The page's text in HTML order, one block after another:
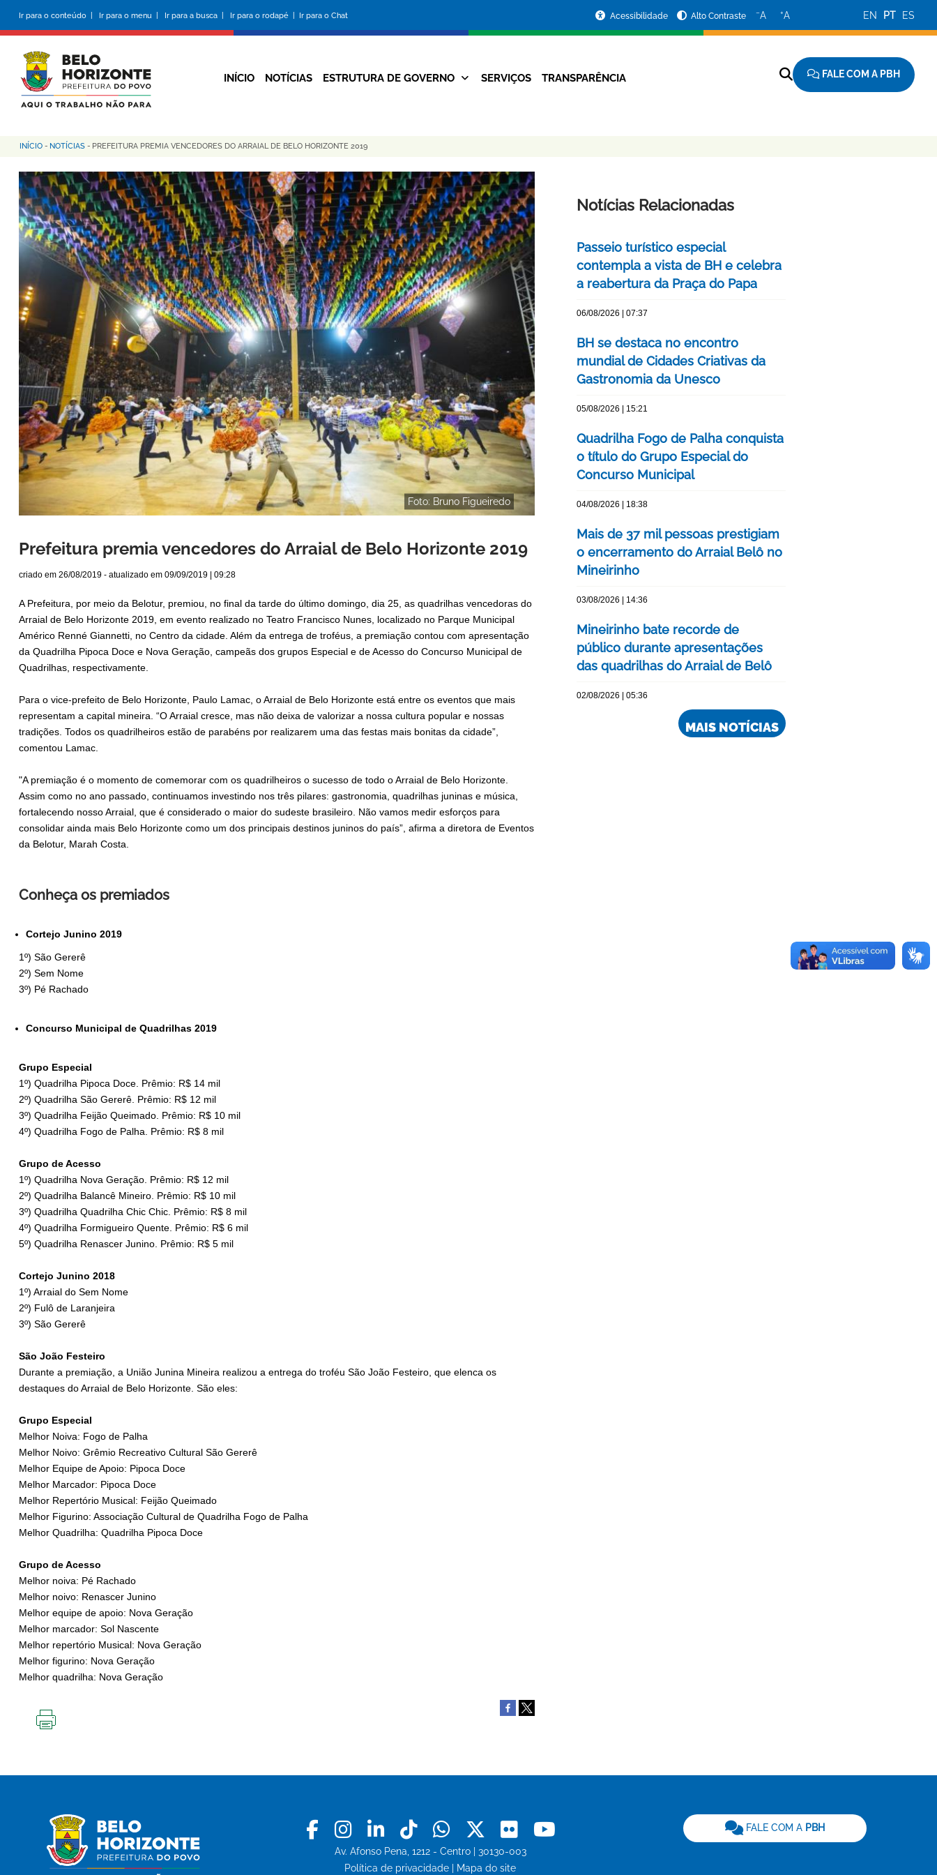
conteúdo
principal
Ir para o conteúdo | Ir para o menu | Ir para a busca | Ir para o rodapé | Ir para o Chat
da
Prefeitura
Acessibilidade Alto Contraste −A +A EN PT ES
Navegação
INÍCIO NOTÍCIAS ESTRUTURA DE GOVERNO SERVIÇOS TRANSPARÊNCIA FALE COM A PBH
Trilha
de
navegação
INÍCIO - NOTÍCIAS - PREFEITURA PREMIA VENCEDORES DO ARRAIAL DE BELO HORIZONTE 2019
Foto: Bruno Figueiredo
Prefeitura premia vencedores do Arraial de Belo Horizonte 2019
criado em 26/08/2019 - atualizado em 09/09/2019 | 09:28
A Prefeitura, por meio da Belotur, premiou, no final da tarde do último domingo, dia 25, as quadrilhas vencedoras do
Arraial de Belo Horizonte 2019, em evento realizado no Teatro Francisco Nunes, localizado no Parque Municipal
Américo Renné Giannetti, no Centro da cidade. Além da entrega de troféus, a premiação contou com apresentação
da Quadrilha Pipoca Doce e Nova Geração, campeãs dos grupos Especial e de Acesso do Concurso Municipal de
Quadrilhas, respectivamente.
Para o vice-prefeito de Belo Horizonte, Paulo Lamac, o Arraial de Belo Horizonte está entre os eventos que mais
representam a capital mineira. “O Arraial cresce, mas não deixa de valorizar a nossa cultura popular e nossas
tradições. Todos os quadrilheiros estão de parabéns por realizarem uma das festas mais bonitas da cidade”,
comentou Lamac.
"A premiação é o momento de comemorar com os quadrilheiros o sucesso de todo o Arraial de Belo Horizonte.
Assim como no ano passado, continuamos investindo nos três pilares: gastronomia, quadrilhas juninas e música,
fortalecendo nosso Arraial, que é considerado o maior do sudeste brasileiro. Não vamos medir esforços para
consolidar ainda mais Belo Horizonte como um dos principais destinos juninos do país”, afirma a diretora de Eventos
da Belotur, Marah Costa.
Conheça os premiados
Cortejo Junino 2019
1º) São Gererê
2º) Sem Nome
3º) Pé Rachado
Concurso Municipal de Quadrilhas 2019
Grupo Especial
1º) Quadrilha Pipoca Doce. Prêmio: R$ 14 mil
2º) Quadrilha São Gererê. Prêmio: R$ 12 mil
3º) Quadrilha Feijão Queimado. Prêmio: R$ 10 mil
4º) Quadrilha Fogo de Palha. Prêmio: R$ 8 mil
Grupo de Acesso
1º) Quadrilha Nova Geração. Prêmio: R$ 12 mil
2º) Quadrilha Balancê Mineiro. Prêmio: R$ 10 mil
3º) Quadrilha Quadrilha Chic Chic. Prêmio: R$ 8 mil
4º) Quadrilha Formigueiro Quente. Prêmio: R$ 6 mil
5º) Quadrilha Renascer Junino. Prêmio: R$ 5 mil
Cortejo Junino 2018
1º) Arraial do Sem Nome
2º) Fulô de Laranjeira
3º) São Gererê
São João Festeiro
Durante a premiação, a União Junina Mineira realizou a entrega do troféu São João Festeiro, que elenca os
destaques do Arraial de Belo Horizonte. São eles:
Grupo Especial
Melhor Noiva: Fogo de Palha
Melhor Noivo: Grêmio Recreativo Cultural São Gererê
Melhor Equipe de Apoio: Pipoca Doce
Melhor Marcador: Pipoca Doce
Melhor Repertório Musical: Feijão Queimado
Melhor Figurino: Associação Cultural de Quadrilha Fogo de Palha
Melhor Quadrilha: Quadrilha Pipoca Doce
Grupo de Acesso
Melhor noiva: Pé Rachado
Melhor noivo: Renascer Junino
Melhor equipe de apoio: Nova Geração
Melhor marcador: Sol Nascente
Melhor repertório Musical: Nova Geração
Melhor figurino: Nova Geração
Melhor quadrilha: Nova Geração
Notícias Relacionadas
Passeio turístico especial
contempla a vista de BH e celebra
a reabertura da Praça do Papa
06/08/2026 | 07:37
BH se destaca no encontro
mundial de Cidades Criativas da
Gastronomia da Unesco
05/08/2026 | 15:21
Quadrilha Fogo de Palha conquista
o título do Grupo Especial do
Concurso Municipal
04/08/2026 | 18:38
Mais de 37 mil pessoas prestigiam
o encerramento do Arraial Belô no
Mineirinho
03/08/2026 | 14:36
Mineirinho bate recorde de
público durante apresentações
das quadrilhas do Arraial de Belô
02/08/2026 | 05:36
MAIS NOTÍCIAS
Facebook
Instagram
LinkedinTiktokWhatsapp
X Flickr
Av. Afonso Pena, 1212 - Centro | 30130-003
Política de privacidade
Mapa do site
FALE COM A PBH